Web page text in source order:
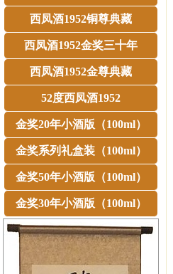
西凤酒1952铜尊典藏
西凤酒1952金奖三十年
西凤酒1952金尊典藏
52度西凤酒1952
金奖20年小酒版（100ml）
金奖系列礼盒装（100ml）
金奖50年小酒版（100ml）
金奖30年小酒版（100ml）